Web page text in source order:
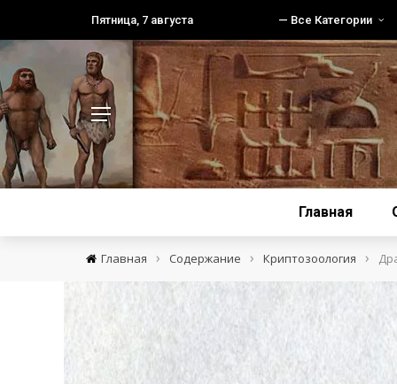
Пятница, 7 августа — Все Категории
Главная
Главная › Содержание › Криптозоология ›